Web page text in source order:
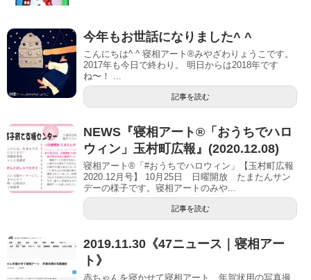
今年もお世話になりました^ ^
こんにちは^ ^ 寝相アート®︎みやざわりょうこです。
2017年も今日で終わり。 明日からは2018年です
ね〜！ ...
記事を読む
NEWS『寝相アート®「おうちでハロ
ウィン」玉村町広報』(2020.12.08)
寝相アート®「#おうちでハロウィン」【玉村町広報
2020.12月号】 10月25日 日曜開放 たまたんサン
デーの様子です。寝相アートのみや...
記事を読む
2019.11.30《47ニュース｜寝相アー
ト》
赤ちゃんを寝かせて寝相アート 年賀状用の写真撮